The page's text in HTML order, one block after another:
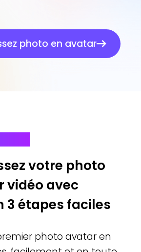
photo en avatar
votre photo
vidéo avec
3 étapes faciles
photo avatar en